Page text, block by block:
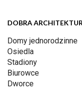
DOBRA
Domy jednorodzinne
Osiedla
Stadiony
Biurowce
Dworce